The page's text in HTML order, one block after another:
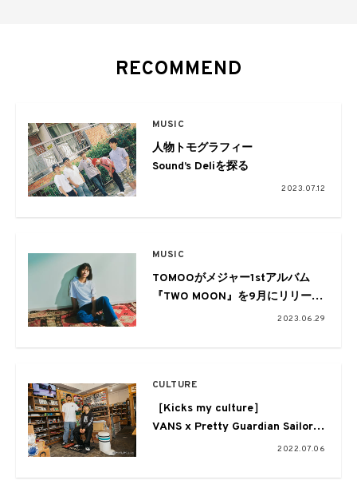
RECOMMEND
MUSIC
人物トモグラフィー
Sound’s Deliを探る
2023.07.12
MUSIC
TOMOOがメジャー1stアルバム
『TWO MOON』を9月にリリー
ス。アルバムを引っ提げた全国ツ
2023.06.29
CULTURE
［Kicks my culture］
VANS x Pretty Guardian Sailor
カルチャー
2022.07.06